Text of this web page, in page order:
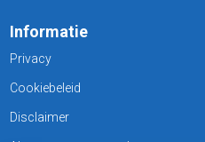
Informatie
Privacy
Cookiebeleid
Disclaimer